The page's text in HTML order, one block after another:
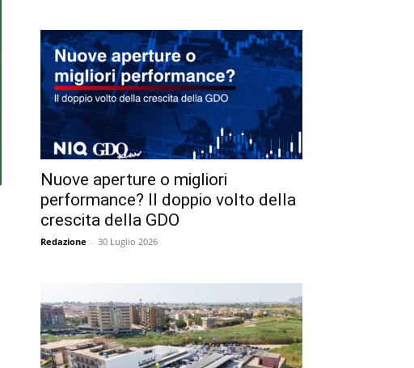
Nuove aperture o migliori
performance? Il doppio volto della
crescita della GDO
Redazione - 30 Luglio 2026